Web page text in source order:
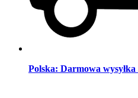
Polska: Darmowa